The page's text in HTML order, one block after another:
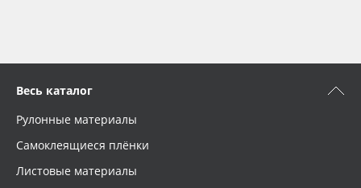
Весь каталог
Рулонные материалы
Самоклеящиеся плёнки
Листовые материалы